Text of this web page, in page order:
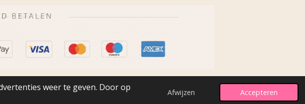
weer te geven. Door op
Afwijzen Accepteren